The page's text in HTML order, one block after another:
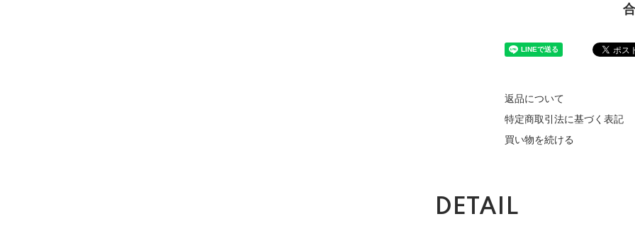
返品について
特定商取引法に基づく表記
買い物を続ける
DETAIL